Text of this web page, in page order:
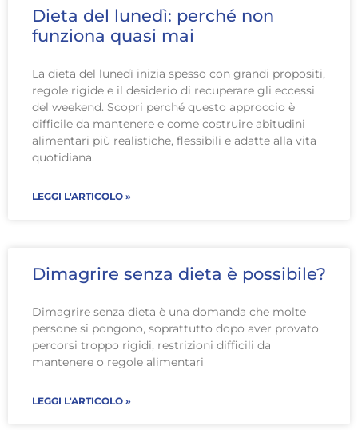
Dieta del lunedì: perché non
funziona quasi mai
La dieta del lunedì inizia spesso con grandi propositi,
regole rigide e il desiderio di recuperare gli eccessi
del weekend. Scopri perché questo approccio è
difficile da mantenere e come costruire abitudini
alimentari più realistiche, flessibili e adatte alla vita
quotidiana.
LEGGI L'ARTICOLO »
Dimagrire senza dieta è possibile?
Dimagrire senza dieta è una domanda che molte
persone si pongono, soprattutto dopo aver provato
percorsi troppo rigidi, restrizioni difficili da
mantenere o regole alimentari
LEGGI L'ARTICOLO »